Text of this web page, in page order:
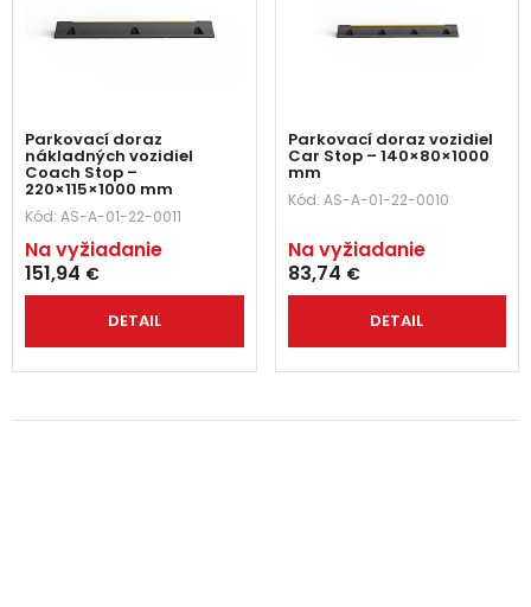
Parkovací doraz
nákladných vozidiel
Coach Stop –
220×115×1000 mm
Kód: AS-A-01-22-0011
Na vyžiadanie
151,94 €
DETAIL
Parkovací doraz vozidiel
Car Stop – 140×80×1000
mm
Kód: AS-A-01-22-0010
Na vyžiadanie
83,74 €
DETAIL